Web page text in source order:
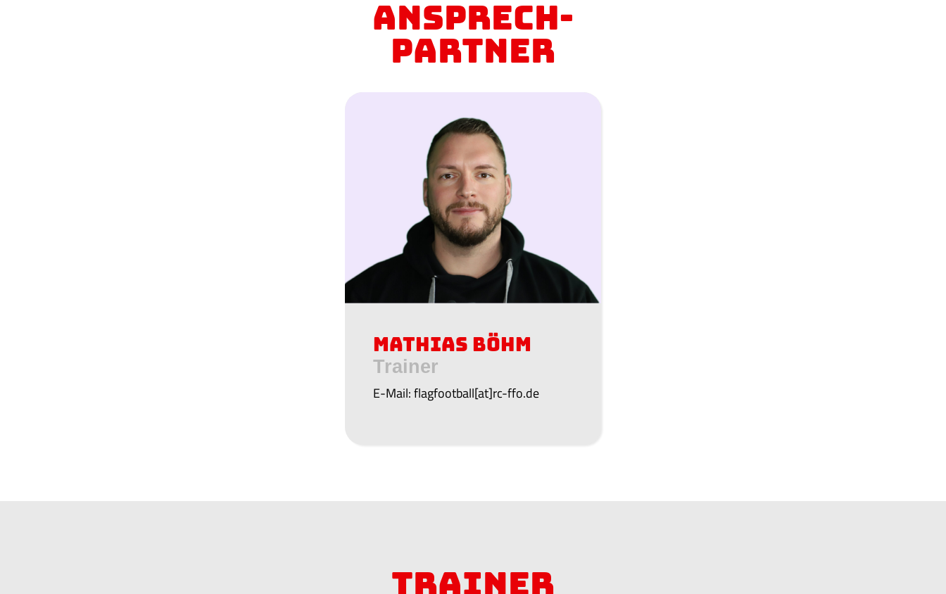
Ansprech-
partner
Mathias Böhm
Trainer
E-Mail: flagfootball[at]rc-ffo.de
Trainer